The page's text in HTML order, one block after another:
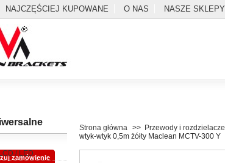
NAJCZĘŚCIEJ KUPOWANE O NAS NASZE SKLEPY
zamówienie
/ LED
Strona główna >> Przewody i rozdzielacze
wtyk-wtyk 0,5m żółty Maclean MCTV-300 Y